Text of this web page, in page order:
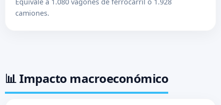
camiones.
📊 Impacto macroeconómico